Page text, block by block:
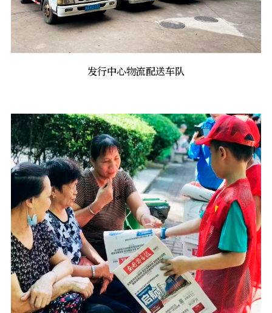
发行中心物流配送车队